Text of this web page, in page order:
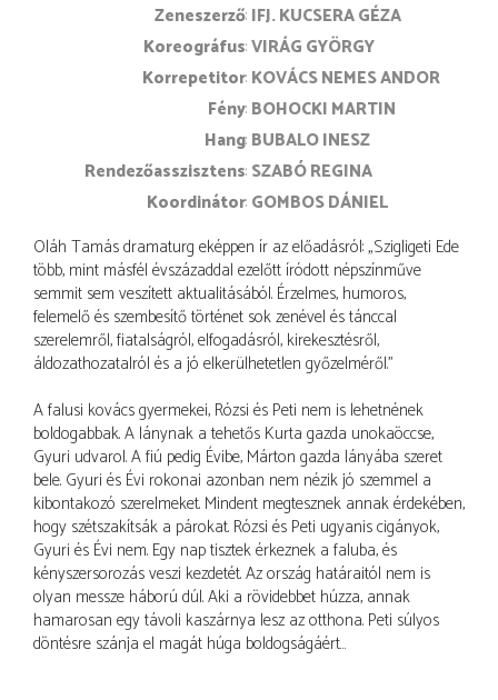
zeneszerző IFJ. KUCSERA GÉZA
koreográfus VIRÁG GYÖRGY
korrepetitor KOVÁCS NEMES ANDOR
fény BOHOCKI MARTIN
hang BUBALO INESZ
rendezőasszisztens SZABÓ REGINA
koordinátor GOMBOS DÁNIEL
Oláh Tamás dramaturg eképpen ír az előadásról: „Szigligeti Ede
több, mint másfél évszázaddal ezelőtt íródott népszínműve
semmit sem veszített aktualitásából. Érzelmes, humoros,
felemelő és szembesítő történet sok zenével és tánccal
szerelemről, fiatalságról, elfogadásról, kirekesztésről,
áldozathozatalról és a jó elkerülhetetlen győzelméről.”
A falusi kovács gyermekei, Rózsi és Peti nem is lehetnének
boldogabbak. A lánynak a tehetős Kurta gazda unokaöccse,
Gyuri udvarol. A fiú pedig Évibe, Márton gazda lányába szeret
bele. Gyuri és Évi rokonai azonban nem nézik jó szemmel a
kibontakozó szerelmeket. Mindent megtesznek annak érdekében,
hogy szétszakítsák a párokat. Rózsi és Peti ugyanis cigányok,
Gyuri és Évi nem. Egy nap tisztek érkeznek a faluba, és
kényszersorozás veszi kezdetét. Az ország határaitól nem is
olyan messze háború dúl. Aki a rövidebbet húzza, annak
hamarosan egy távoli kaszárnya lesz az otthona. Peti súlyos
döntésre szánja el magát húga boldogságáért…